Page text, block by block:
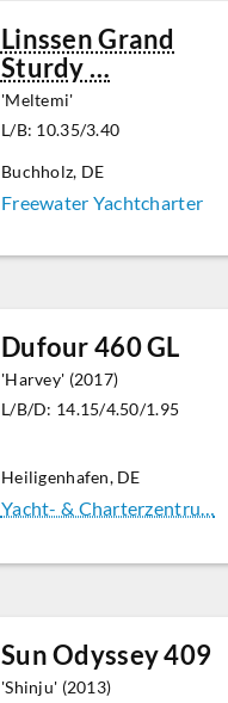
Linssen Grand
Sturdy …
'Meltemi'
L/B: 10.35/3.40
Buchholz, DE
Freewater Yachtcharter
Dufour 460 GL
'Harvey' (2017)
L/B/D: 14.15/4.50/1.95
Heiligenhafen, DE
Yacht- & Charterzentru…
Sun Odyssey 409
'Shinju' (2013)